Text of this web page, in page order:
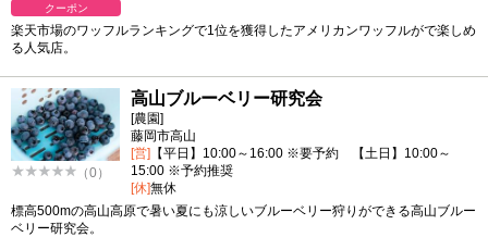
クーポン
楽天市場のワッフルランキングで1位を獲得したアメリカンワッフルがで楽しめ
る人気店。
（0）
高山ブルーベリー研究会
[農園]
藤岡市高山
[営] 【平日】10:00～16:00 ※要予約 【土日】10:00～
15:00 ※予約推奨
[休]無休
標高500mの高山高原で暑い夏にも涼しいブルーベリー狩りができる高山ブルー
ベリー研究会。